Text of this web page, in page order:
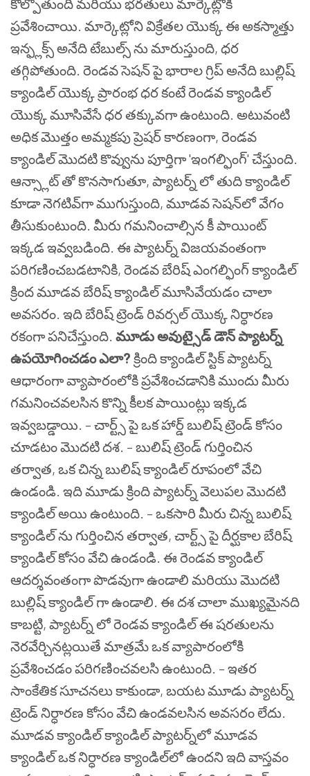
కోల్పోతుంది మరియు భరతులు మార్కెట్లోకి
ప్రవేశించాయి. మార్కెట్లోని విక్రేతల యొక్క ఈ అకస్మాత్తు
ఇన్ఫ్లక్స్ అనేది టేబుల్స్ ను మారుస్తుంది, ధర
తగ్గిపోతుంది. రెండవ సెషన్ పై భారాల గ్రిప్ అనేది బుల్లిష్
క్యాండిల్ యొక్క ప్రారంభ ధర కంటే రెండవ క్యాండిల్
యొక్క మూసివేసే ధర తక్కువగా ఉంటుంది. అటువంటి
అధిక మొత్తం అమ్మకపు ప్రెషర్ కారణంగా, రెండవ
క్యాండిల్ మొదటి కొవ్వును పూర్తిగా 'ఇంగల్ఫింగ్' చేస్తుంది.
ఆన్స్లాట్ తో కొనసాగుతూ, ప్యాటర్న్ లో తుది క్యాండిల్
కూడా నెగటివ్‌గా ముగుస్తుంది, మూడవ సెషన్‌లో వేగం
తీసుకుంటుంది. మీరు గమనించాల్సిన కీ పాయింట్
ఇక్కడ ఇవ్వబడింది. ఈ ప్యాటర్న్ విజయవంతంగా
పరిగణించబడటానికి, రెండవ బేరిష్ ఎంగల్ఫింగ్ క్యాండిల్
క్రింద మూడవ బేరిష్ క్యాండిల్ మూసివేయడం చాలా
అవసరం. ఇది బేరిష్ ట్రెండ్ రివర్సల్ యొక్క నిర్ధారణ
రకంగా పనిచేస్తుంది. మూడు అవుట్సైడ్ డౌన్ ప్యాటర్న్
ఉపయోగించడం ఎలా? క్రింది క్యాండిల్ స్టిక్ ప్యాటర్న్
ఆధారంగా వ్యాపారంలోకి ప్రవేశించడానికి ముందు మీరు
గమనించవలసిన కొన్ని కీలక పాయింట్లు ఇక్కడ
ఇవ్వబడ్డాయి. – చార్ట్స్ పై ఒక హార్డ్ బులిష్ ట్రెండ్ కోసం
చూడటం మొదటి దశ. – బులిష్ ట్రెండ్ గుర్తించిన
తర్వాత, ఒక చిన్న బులిష్ క్యాండిల్ రూపంలో వేచి
ఉండండి. ఇది మూడు క్రింది ప్యాటర్న్ వెలుపల మొదటి
క్యాండిల్ అయి ఉంటుంది. – ఒకసారి మీరు చిన్న బులిష్
క్యాండిల్ ను గుర్తించిన తర్వాత, చార్ట్స్ పై దీర్ఘకాల బేరిష్
క్యాండిల్ కోసం వేచి ఉండండి. ఈ రెండవ క్యాండిల్
ఆదర్శవంతంగా పొడవుగా ఉండాలి మరియు మొదటి
బుల్లిష్ క్యాండిల్ గా ఉండాలి. ఈ దశ చాలా ముఖ్యమైనది
కాబట్టి, ప్యాటర్న్ లో రెండవ క్యాండిల్ ఈ షరతులను
నెరవేర్చినట్లయితే మాత్రమే ఒక వ్యాపారంలోకి
ప్రవేశించడం పరిగణించవలసి ఉంటుంది. – ఇతర
సాంకేతిక సూచనలు కాకుండా, బయట మూడు ప్యాటర్న్
ట్రెండ్ నిర్ధారణ కోసం వేచి ఉండవలసిన అవసరం లేదు.
మూడవ క్యాండిల్ క్యాండిల్ ప్యాటర్న్‌లో మూడవ
క్యాండిల్ ఒక నిర్ధారణ క్యాండిల్‌లో ఉందని ఇది వాస్తవం